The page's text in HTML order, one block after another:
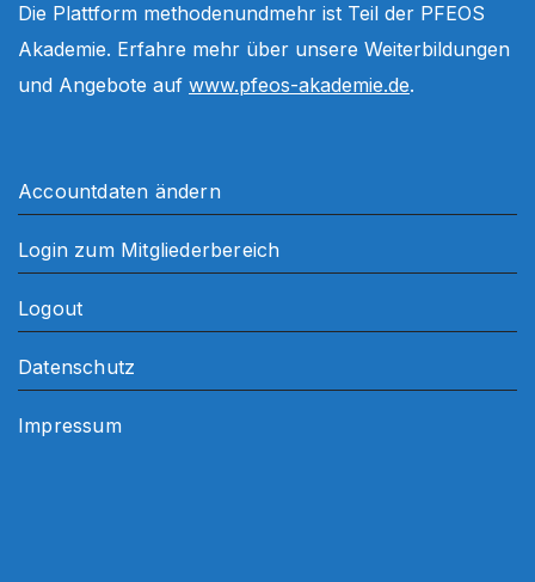
Die Plattform methodenundmehr ist Teil der PFEOS
Akademie. Erfahre mehr über unsere Weiterbildungen
und Angebote auf www.pfeos-akademie.de.
Accountdaten ändern
Login zum Mitgliederbereich
Logout
Datenschutz
Impressum